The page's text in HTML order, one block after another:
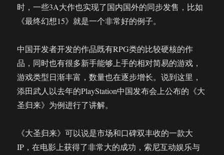
时，一些3A大作也实现了国内国外的同步发售，比如
《最终幻想15》就是一个非常好的例子。
中国开发者开发的作品既有RPG类的比较硬核的作
品，同时也有很多新手能够上手的相对简易的游戏，
游戏类型日渐丰富，数量也在逐步增长。说到这里，
添田武人以去年的PlayStation中国发布会上公布的《大
圣归来》为例进行了讲解。
《大圣归来》可以说是市场和口碑双丰收的一款大
IP，在电影上获得了非常大的成功，索尼互动娱乐与